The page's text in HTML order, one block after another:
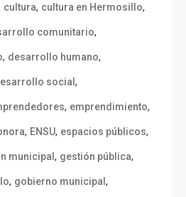
cultura, cultura en Hermosillo,
comunitario,
, desarrollo humano,
social ,
, emprendimiento,
, ENSU, espacios públicos,
municipal , gestión pública,
, gobierno municipal ,